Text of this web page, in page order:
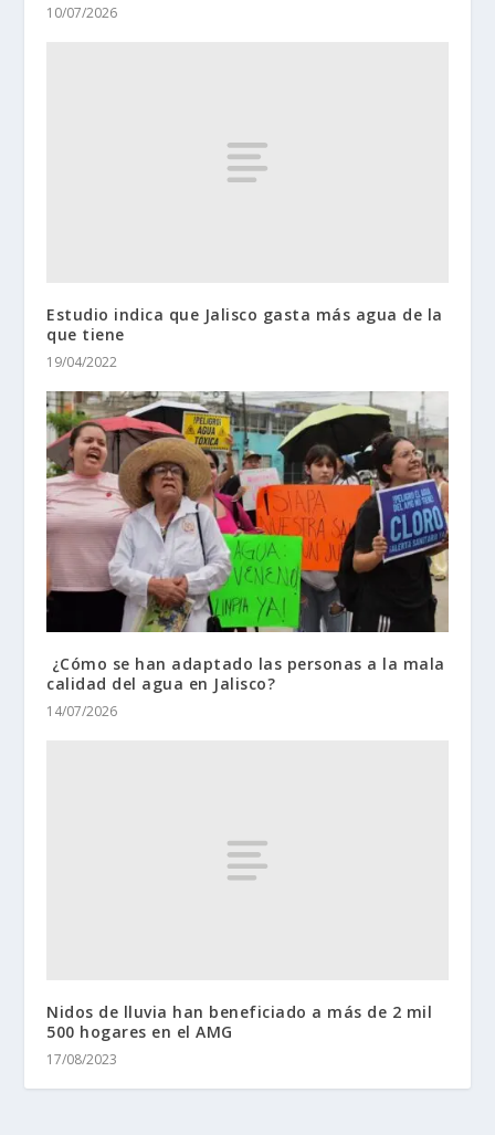
10/07/2026
Estudio indica que Jalisco gasta más agua de la
que tiene
19/04/2022
¿Cómo se han adaptado las personas a la mala
calidad del agua en Jalisco?
14/07/2026
Nidos de lluvia han beneficiado a más de 2 mil
500 hogares en el AMG
17/08/2023